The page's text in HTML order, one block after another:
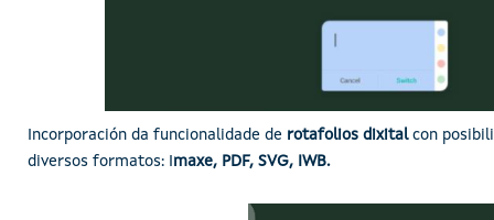
Incorporación da funcionalidade de rotafolios dixitalcon
diversos formatos: I maxe, PDF, SVG, IWB.